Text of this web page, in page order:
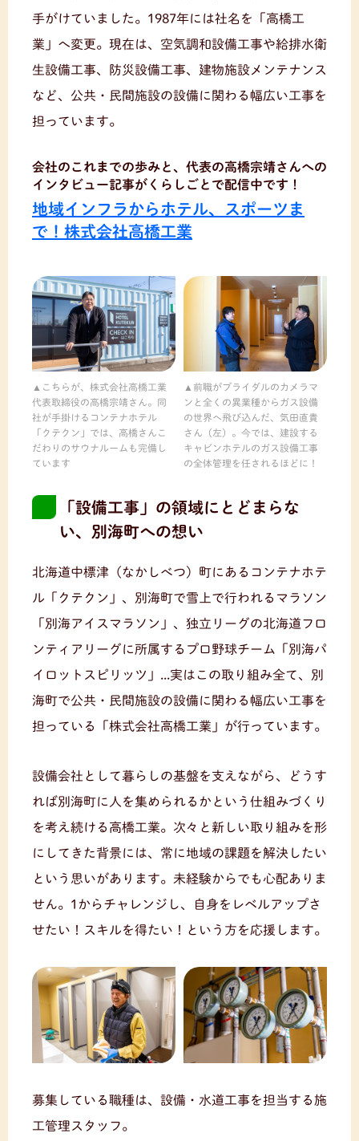
手がけていました。1987年には社名を「高橋工
業」へ変更。現在は、空気調和設備工事や給排水衛
生設備工事、防災設備工事、建物施設メンテナンス
など、公共・民間施設の設備に関わる幅広い工事を
担っています。
会社のこれまでの歩みと、代表の高橋宗靖さんへの
インタビュー記事がくらしごとで配信中です！
地域インフラからホテル、スポーツま
で！株式会社高橋工業
こちらが、株式会社高橋工業
代表取締役の高橋宗靖さん。同
社が手掛けるコンテナホテル
「クテクン」では、高橋さんこ
だわりのサウナルームも完備し
ています
前職がブライダルのカメラマ
ンと全くの異業種からガス設備
の世界へ飛び込んだ、気田直貴
さん（左）。今では、建設する
キャビンホテルのガス設備工事
の全体管理を任されるほどに！
「設備工事」の領域にとどまらな
い、別海町への想い
北海道中標津（なかしべつ）町にあるコンテナホテ
ル「クテクン」、別海町で雪上で行われるマラソン
「別海アイスマラソン」、独立リーグの北海道フロ
ンティアリーグに所属するプロ野球チーム「別海パ
イロットスピリッツ」...実はこの取り組み全て、別
海町で公共・民間施設の設備に関わる幅広い工事を
担っている「株式会社高橋工業」が行っています。
設備会社として暮らしの基盤を支えながら、どうす
れば別海町に人を集められるかという仕組みづくり
を考え続ける高橋工業。次々と新しい取り組みを形
にしてきた背景には、常に地域の課題を解決したい
という思いがあります。未経験からでも心配ありま
せん。1からチャレンジし、自身をレベルアップさ
せたい！スキルを得たい！という方を応援します。
募集している職種は、設備・水道工事を担当する施
工管理スタッフ。